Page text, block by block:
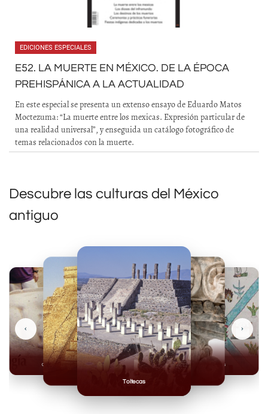
EDICIONES ESPECIALES
E52. LA MUERTE EN MÉXICO. DE LA ÉPOCA
PREHISPÁNICA A LA ACTUALIDAD
En este especial se presenta un extenso ensayo de Eduardo Matos
Moctezuma: “La muerte entre los mexicas. Expresión particular de
una realidad universal”, y enseguida un catálogo fotográfico de
temas relacionados con la muerte.
Descubre las culturas del México
antiguo
Toltecas
Mexicas
Olmecas
‹ ›